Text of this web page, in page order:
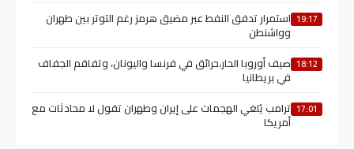
19:17 استمرار تدفق النفط عبر مضيق هرمز رغم التوتر بين طهران
وواشنطن
18:12 صيف أوروبا الحار،حرائق في فرنسا واليونان، وتفاقم الجفاف
في بريطانيا
17:01 ترامب يُلغي الهجمات على إيران وطهران تقول لا محادثات مع
أمريكا